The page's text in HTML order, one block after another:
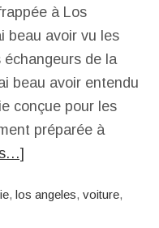
à Los
beau avoir vu les
de la
beau avoir entendu
conçue pour les
préparée à
,los angeles,voiture,